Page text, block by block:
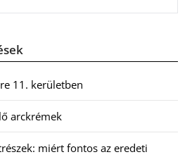
11. kerületben
arckrémek
miért fontos az eredeti